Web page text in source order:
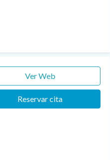
Ver Web
Reservar cita